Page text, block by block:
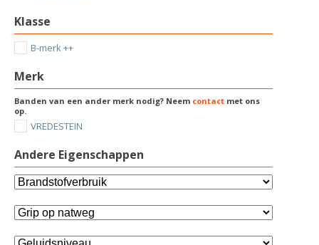
Klasse
B-merk ++
Merk
Banden van een ander merk nodig? Neem contact met ons
op.
VREDESTEIN
Andere Eigenschappen